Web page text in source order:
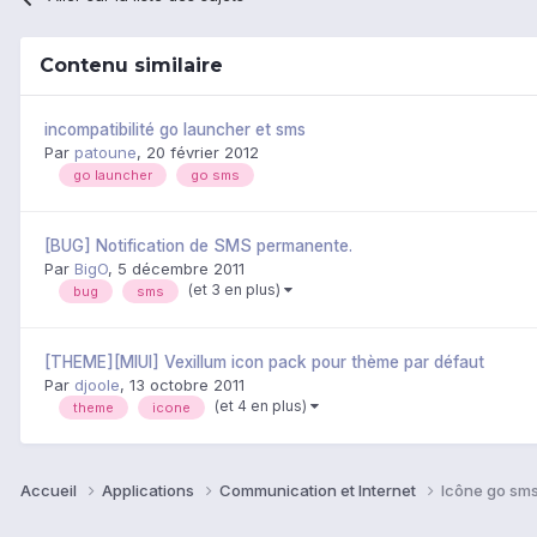
Contenu similaire
incompatibilité go launcher et sms
Par patoune, 20 février 2012
go launcher go sms
[BUG] Notification de SMS permanente.
Par BigO, 5 décembre 2011
bug sms (et 3 en plus)
[THEME][MIUI] Vexillum icon pack pour thème par défaut
Par djoole, 13 octobre 2011
theme icone (et 4 en plus)
Accueil Applications Communication et Internet Icône go